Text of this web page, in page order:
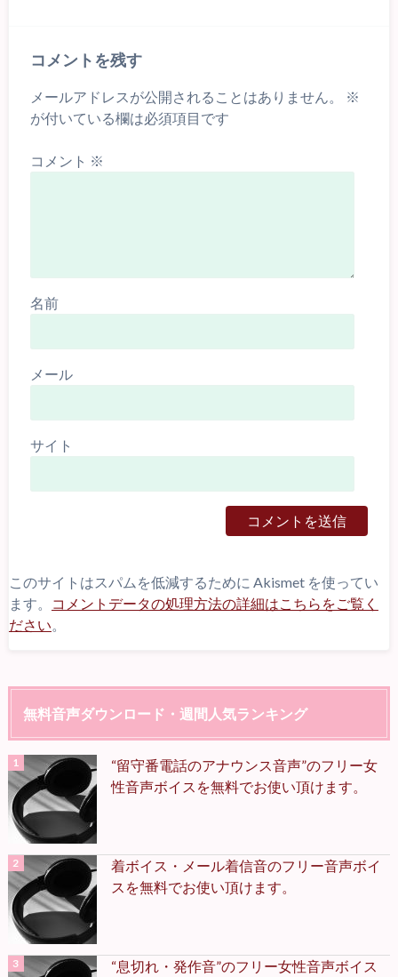
コメントを残す
メールアドレスが公開されることはありません。
※
が付いている欄は必須項目です
コメント ※
名前
メール
サイト
このサイトはスパムを低減するために Akismet を使ってい
ます。
コメントデータの処理方法の詳細はこちらをご覧く
ださい。
無料音声ダウンロード・週間人気ランキング
“留守番電話のアナウンス音声”のフリー女
性音声ボイスを無料でお使い頂けます。
着ボイス・メール着信音のフリー音声ボイ
スを無料でお使い頂けます。
“息切れ・発作音”のフリー女性音声ボイス